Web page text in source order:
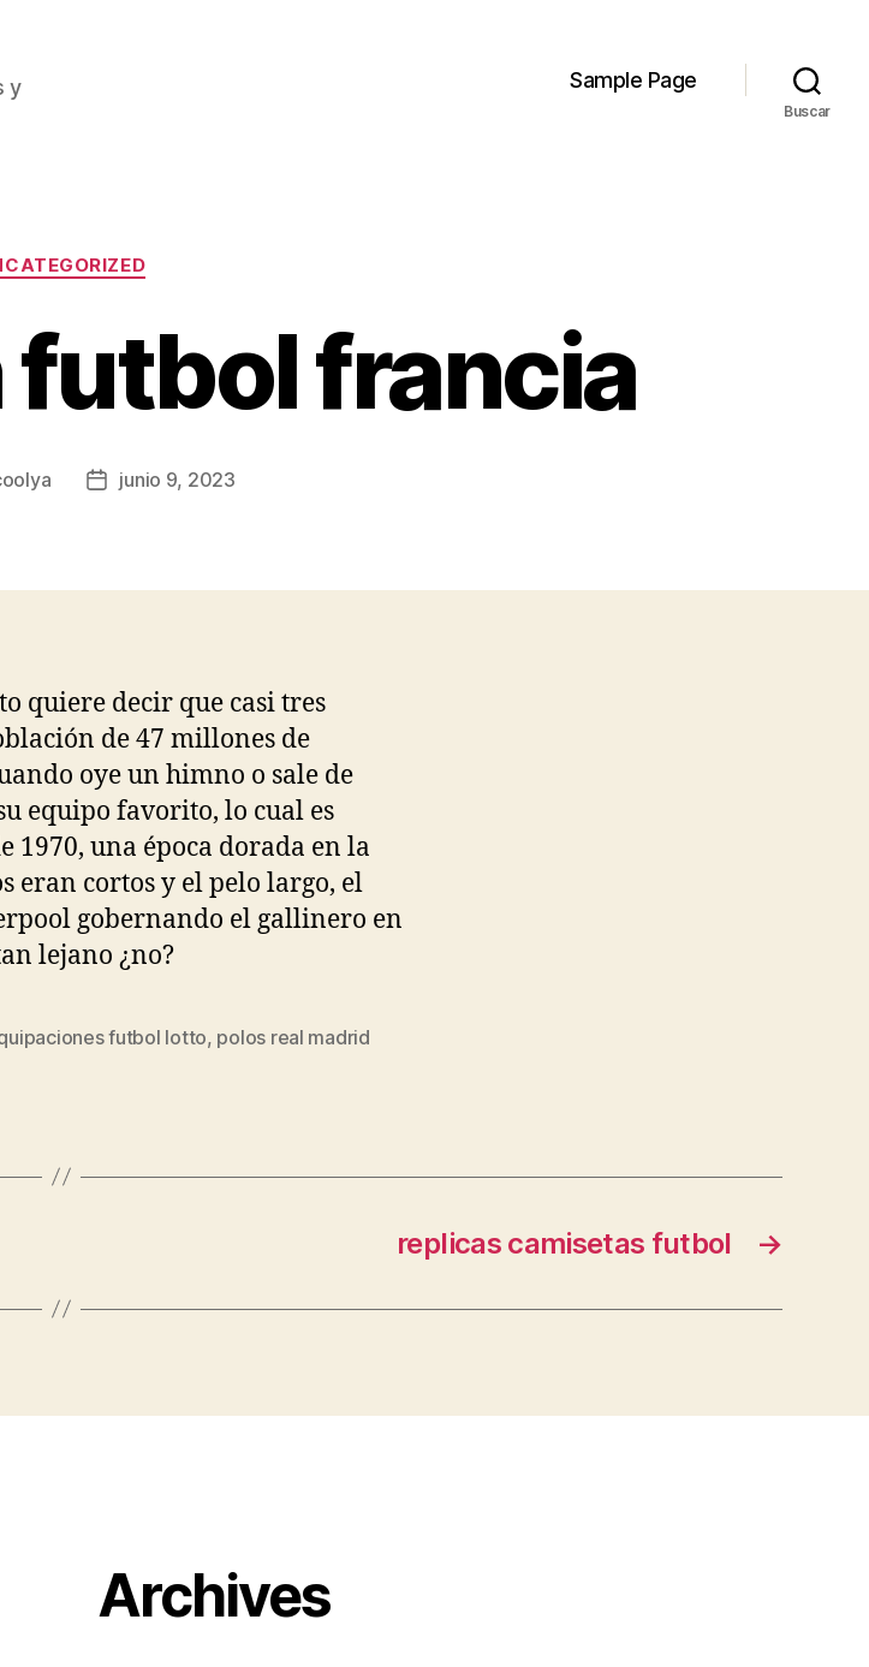
y
Sample Page
Buscar
Categorías
francia
Fechajunio 9, 2023
quiere decir que casi tres
de 47 millones de
oye un himno o sale de
equipo favorito, lo cual es
1970, una época dorada en la
eran cortos y el pelo largo, el
gobernando el gallinero en
lejano ¿no?
futbol lotto, polos real madrid
→
replicas camisetas futbol
Archives